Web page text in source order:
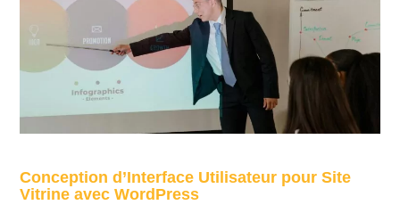
Conception d’Interface Utilisateur pour Site
Vitrine avec WordPress